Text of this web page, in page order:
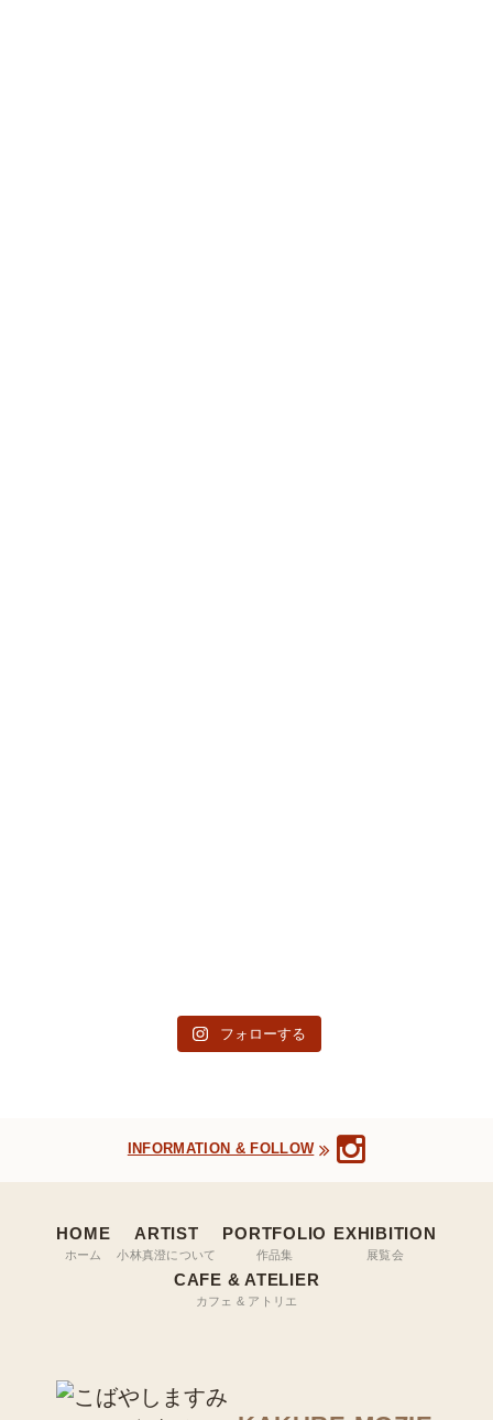
フォローする
INFORMATION & FOLLOW
HOME
ホーム
ARTIST
小林真澄について
PORTFOLIO
作品集
EXHIBITION
展覧会
CAFE & ATELIER
カフェ & アトリエ